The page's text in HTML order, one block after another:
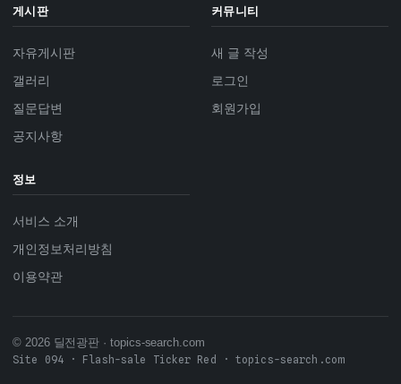
게시판
자유게시판
갤러리
질문답변
공지사항
커뮤니티
새 글 작성
로그인
회원가입
정보
서비스 소개
개인정보처리방침
이용약관
© 2026 딜전광판 · topics-search.com
Site 094 · Flash-sale Ticker Red · topics-search.com